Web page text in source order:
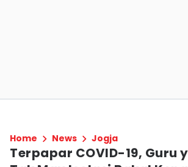
Home News Jogja
Terpapar COVID-19, Guru